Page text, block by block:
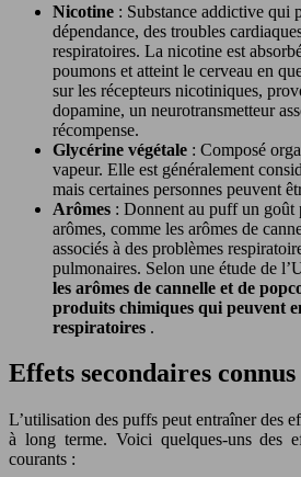
Nicotine : Substance addictive qui
dépendance, des troubles
respiratoires. La nicotine est
poumons et atteint le cerveau en
sur les récepteurs nicotiniques,
dopamine, un neurotransmetteur
récompense.
Glycérine végétale : Composé
vapeur. Elle est généralement
mais certaines personnes peuvent
Arômes : Donnent au puff un goût
arômes, comme les arômes de
associés à des problèmes
pulmonaires. Selon une étude de
les arômes de cannelle et de
produits chimiques qui peuvent
respiratoires .
Effets secondaires
L’utilisation des puffs peut entraîner des
à long terme. Voici quelques-uns des
courants :